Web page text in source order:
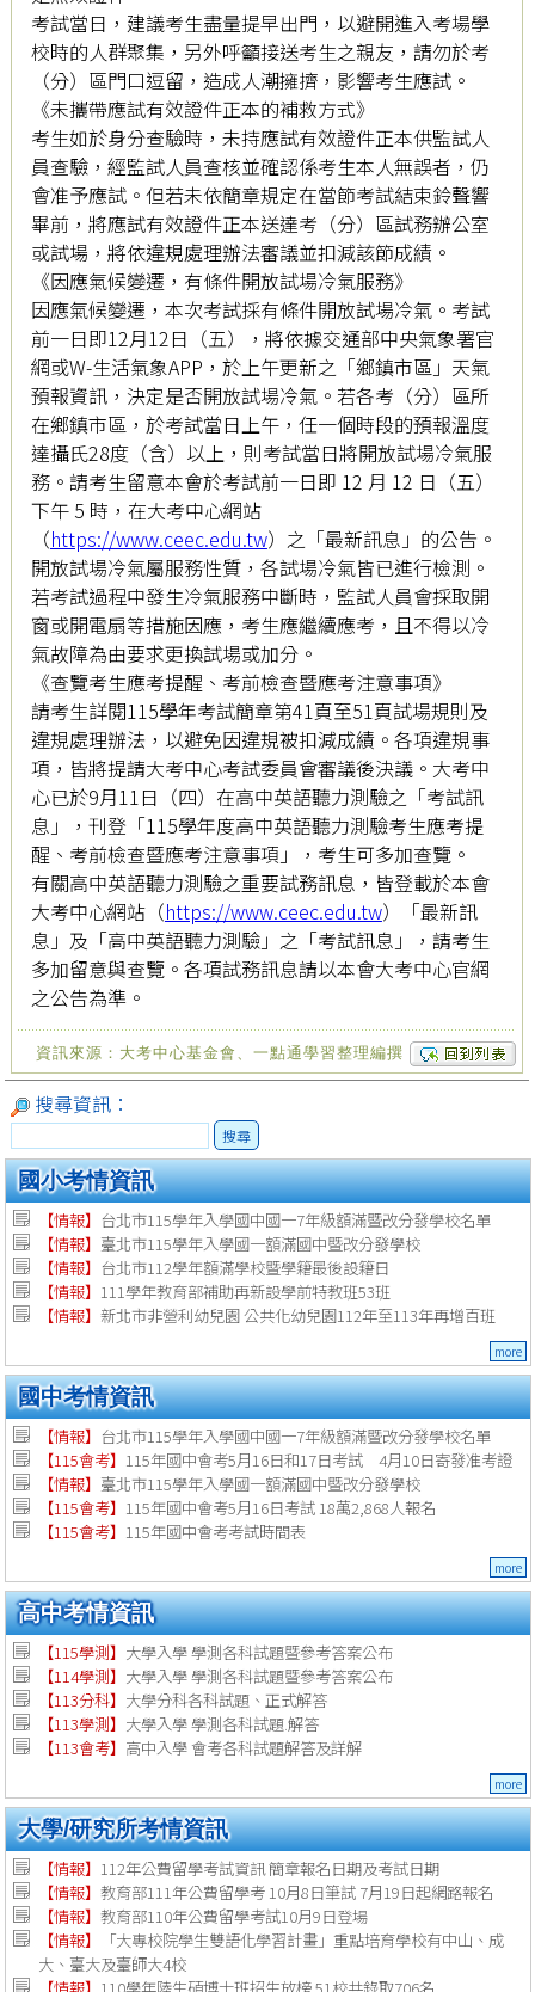
考試當日，建議考生盡量提早出門，以避開進入考場學
校時的人群聚集，另外呼籲接送考生之親友，請勿於考
（分）區門口逗留，造成人潮擁擠，影響考生應試。
《未攜帶應試有效證件正本的補救方式》
考生如於身分查驗時，未持應試有效證件正本供監試人
員查驗，經監試人員查核並確認係考生本人無誤者，仍
會准予應試。但若未依簡章規定在當節考試結束鈴聲響
畢前，將應試有效證件正本送達考（分）區試務辦公室
或試場，將依違規處理辦法審議並扣減該節成績。
《因應氣候變遷，有條件開放試場冷氣服務》
因應氣候變遷，本次考試採有條件開放試場冷氣。考試
前一日即12月12日（五），將依據交通部中央氣象署官
網或W-生活氣象APP，於上午更新之「鄉鎮市區」天氣
預報資訊，決定是否開放試場冷氣。若各考（分）區所
在鄉鎮市區，於考試當日上午，任一個時段的預報溫度
達攝氏28度（含）以上，則考試當日將開放試場冷氣服
務。請考生留意本會於考試前一日即 12 月 12 日（五）
下午 5 時，在大考中心網站
（https://www.ceec.edu.tw）之「最新訊息」的公告。
開放試場冷氣屬服務性質，各試場冷氣皆已進行檢測。
若考試過程中發生冷氣服務中斷時，監試人員會採取開
窗或開電扇等措施因應，考生應繼續應考，且不得以冷
氣故障為由要求更換試場或加分。
《查覽考生應考提醒、考前檢查暨應考注意事項》
請考生詳閱115學年考試簡章第41頁至51頁試場規則及
違規處理辦法，以避免因違規被扣減成績。各項違規事
項，皆將提請大考中心考試委員會審議後決議。大考中
心已於9月11日（四）在高中英語聽力測驗之「考試訊
息」，刊登「115學年度高中英語聽力測驗考生應考提
醒、考前檢查暨應考注意事項」，考生可多加查覽。
有關高中英語聽力測驗之重要試務訊息，皆登載於本會
大考中心網站（https://www.ceec.edu.tw）「最新訊
息」及「高中英語聽力測驗」之「考試訊息」，請考生
多加留意與查覽。各項試務訊息請以本會大考中心官網
之公告為準。
資訊來源：大考中心基金會、一點通學習整理編撰
搜尋資訊：
搜尋
國小考情資訊
【情報】 台北市115學年入學國中國一7年級額滿暨改分發學校名單
【情報】 臺北市115學年入學國一額滿國中暨改分發學校
【情報】 台北市112學年額滿學校暨學籍最後設籍日
【情報】 111學年教育部補助再新設學前特教班53班
【情報】新北市非營利幼兒園 公共化幼兒園112年至113年再增百班
more
國中考情資訊
【情報】 台北市115學年入學國中國一7年級額滿暨改分發學校名單
【115會考】 115年國中會考5月16日和17日考試 4月10日寄發准考證
【情報】 臺北市115學年入學國一額滿國中暨改分發學校
【115會考】 115年國中會考5月16日考試 18萬2,868人報名
【115會考】 115年國中會考考試時間表
more
高中考情資訊
【115學測】 大學入學 學測各科試題暨參考答案公布
【114學測】 大學入學 學測各科試題暨參考答案公布
【113分科】 大學分科各科試題、正式解答
【113學測】 大學入學 學測各科試題.解答
【113會考】 高中入學 會考各科試題解答及詳解
more
大學/研究所考情資訊
【情報】 112年公費留學考試資訊 簡章報名日期及考試日期
【情報】教育部111年公費留學考 10月8日筆試 7月19日起網路報名
【情報】教育部110年公費留學考試10月9日登場
【情報】
「大專校院學生雙語化學習計畫」重點培育學校有中山、成
大、臺大及臺師大4校